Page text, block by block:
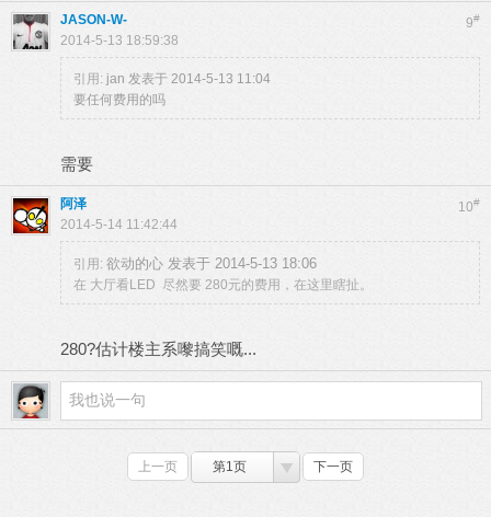
9#
JASON-W-
2014-5-13 18:59:38
引用: jan 发表于 2014-5-13 11:04
要任何费用的吗
需要
10#
阿泽
2014-5-14 11:42:44
引用: 欲动的心 发表于 2014-5-13 18:06
在 大厅看LED 尽然要 280元的费用，在这里瞎扯。
280?估计楼主系嚟搞笑嘅...
上一页 第1页 下一页